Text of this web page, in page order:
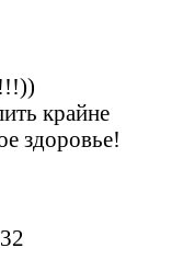
крайне
здоровье!